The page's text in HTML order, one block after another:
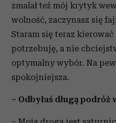
zmalał też mój krytyk
wolność, zaczynasz się
Staram się teraz kierować
potrzebuję, a nie
optymalny wybór. Na
spokojniejsza.
– Odbyłaś długą podróż